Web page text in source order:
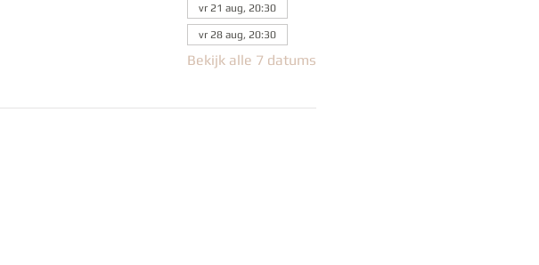
vr 21 aug, 20:30
vr 28 aug, 20:30
Bekijk alle 7 datums